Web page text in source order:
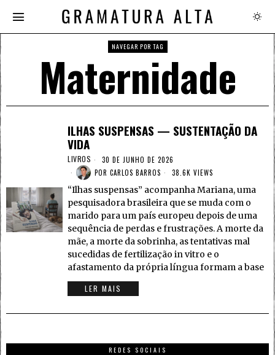
NAVEGAR POR TAG
Maternidade
ILHAS SUSPENSAS — SUSTENTAÇÃO DA
VIDA
LIVROS
30 DE JUNHO DE 2026
POR CARLOS BARROS 38.6K VIEWS
“Ilhas suspensas” acompanha Mariana, uma
pesquisadora brasileira que se muda com o
marido para um país europeu depois de uma
sequência de perdas e frustrações. A morte da
mãe, a morte da sobrinha, as tentativas mal
sucedidas de fertilização in vitro e o
afastamento da própria língua formam a base
LER MAIS
REDES SOCIAIS